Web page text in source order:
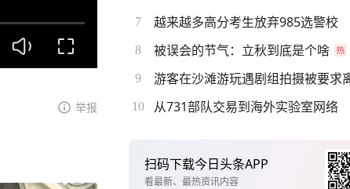
举报
7 越来越多高分考生放弃985选警校
8 被误会的节气：立秋到底是个啥
9 游客在沙滩游玩遇剧组拍摄被要求
10 从731部队交易到海外实验室网络
扫码下载今日头条APP
看最新、最热资讯内容